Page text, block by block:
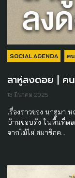
SOCIAL AGENDA ค
ลาหู่ลงดอย | ค
13 มีนาคม 2025
เรื่องราวของ นาฮูมา
บ้านขอบด้ง ในพื้นที่ดอ
จากไม้ไผ่ สมาชิกค…